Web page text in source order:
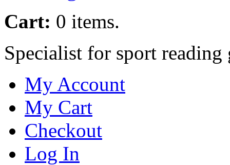
Cart: 0 items.
Specialist for sport reading
My Account
My Cart
Checkout
Log In